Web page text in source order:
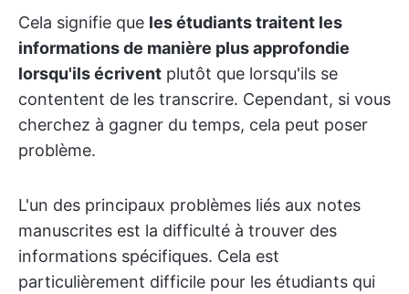
Cela signifie que les étudiants traitent les
informations de manière plus approfondie
lorsqu'ils écrivent plutôt que lorsqu'ils se
contentent de les transcrire. Cependant, si vous
cherchez à gagner du temps, cela peut poser
problème.
L'un des principaux problèmes liés aux notes
manuscrites est la difficulté à trouver des
informations spécifiques. Cela est
particulièrement difficile pour les étudiants qui